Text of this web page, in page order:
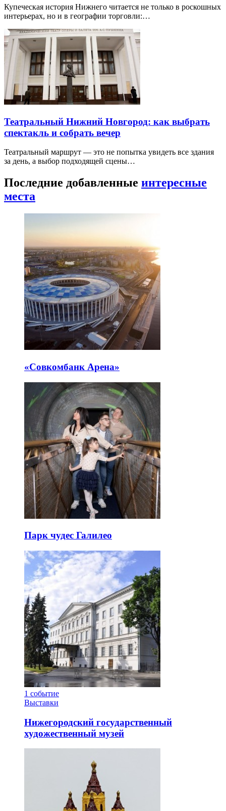
Купеческая история Нижнего читается не только в роскошных
интерьерах, но и в географии торговли:…
Театральный Нижний Новгород: как выбрать
спектакль и собрать вечер
Театральный маршрут — это не попытка увидеть все здания
за день, а выбор подходящей сцены…
Последние добавленные интересные
места
«Совкомбанк Арена⁠»
Парк чудес Галилео
1 событие
Выставки
Нижегородский государственный
художественный музей